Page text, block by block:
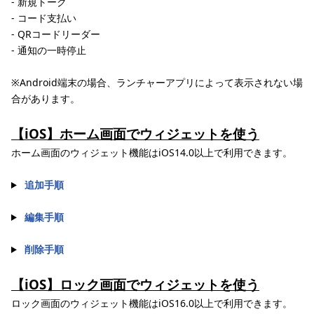
- コード支払い
- QRコードリーダー
- 通知の一時停止
※Android端末の場合、ランチャーアプリによって表示されない場
合があります。
【iOS】ホーム画面でウィジェットを使う
ホーム画面のウィジェット機能はiOS14.0以上で利用できます。
追加手順
編集手順
削除手順
【iOS】ロック画面でウィジェットを使う
ロック画面のウィジェット機能はiOS16.0以上で利用できます。